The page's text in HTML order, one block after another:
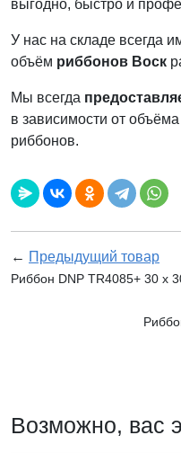
выгодно, быстро и
У нас на складе всегда
объём риббонов Воск
Мы всегда
в зависимости от
риббонов.
← Предыдущий товар
Риббон DNP TR4085+ 30 x
Возможно, вас